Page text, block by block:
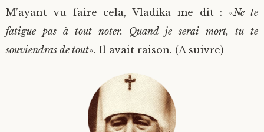
M’ayant vu faire cela, Vladika me dit : «Ne te
fatigue pas à tout noter. Quand je serai mort, tu te
souviendras de tout». Il avait raison. (A suivre)